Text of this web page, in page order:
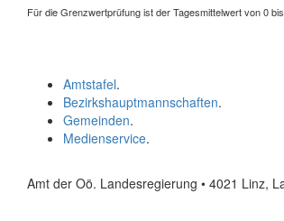
Für die Grenzwertprüfung ist der Tagesmittelwert von 0
Amtstafel.
Bezirkshauptmannschaften.
Gemeinden.
Medienservice.
Amt der Oö. Landesregierung • 4021 Linz,